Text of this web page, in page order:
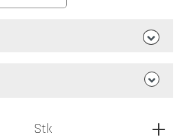
gewünschten Wert ein oder
Stk